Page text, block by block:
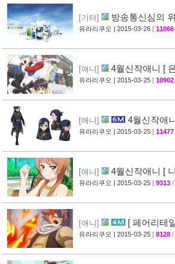
[기타]
방송통신심의
속 차단 보류 소식 [51]
유라리쿠오 | 2015-03-26 [ 11066
[애니]
4월신작애니 [
개 [67]
유라리쿠오 | 2015-03-25 [ 10902
[애니]
4월신작애
PV 영상 공개 [32]
유라리쿠오 | 2015-03-25 [ 11477
[애니]
4월신작애니 [
개 [47]
유라리쿠오 | 2015-03-25 [ 9313 /
[애니]
[ 페어리테
영상 공개 ( FAIRY TAIL
유라리쿠오 | 2015-03-25 [ 8128 /